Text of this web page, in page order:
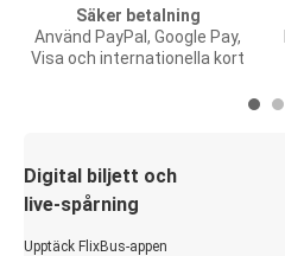
Säker betalning
Använd PayPal, Google Pay,
Visa och internationella kort
Digital biljett och
live-spårning
Upptäck FlixBus-appen